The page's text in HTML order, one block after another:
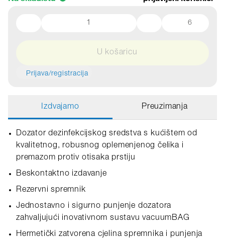
6
U košaricu
Prijava/registracija
Izdvajamo Preuzimanja
Dozator dezinfekcijskog sredstva s kućištem od
kvalitetnog, robusnog oplemenjenog čelika i
premazom protiv otisaka prstiju
Beskontaktno izdavanje
Rezervni spremnik
Jednostavno i sigurno punjenje dozatora
zahvaljujući inovativnom sustavu vacuumBAG
Hermetički zatvorena cjelina spremnika i punjenja